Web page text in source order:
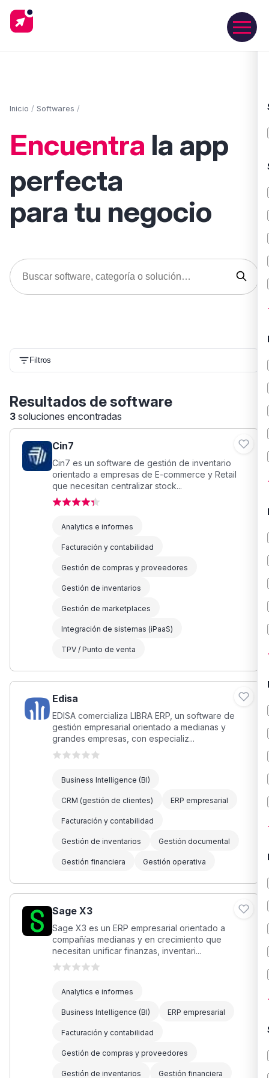
Inicio / Softwares /
Encuentra la app
perfecta
para tu negocio
Filtros
Resultados de software
3 soluciones encontradas
Cin7
Cin7 es un software de gestión de inventario
orientado a empresas de E-commerce y Retail
que necesitan centralizar stock...
Analytics e informes
Facturación y contabilidad
Gestión de compras y proveedores
Gestión de inventarios
Gestión de marketplaces
Integración de sistemas (iPaaS)
TPV / Punto de venta
Edisa
EDISA comercializa LIBRA ERP, un software de
gestión empresarial orientado a medianas y
grandes empresas, con especializ...
Business Intelligence (BI)
CRM (gestión de clientes) ERP empresarial
Facturación y contabilidad
Gestión de inventarios Gestión documental
Gestión financiera Gestión operativa
Sage X3
Sage X3 es un ERP empresarial orientado a
compañías medianas y en crecimiento que
necesitan unificar finanzas, inventari...
Analytics e informes
Business Intelligence (BI) ERP empresarial
Facturación y contabilidad
Gestión de compras y proveedores
Gestión de inventarios Gestión financiera